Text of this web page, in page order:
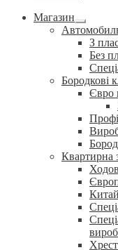
Магазин
меню
З
Без
Бородкові
Євро
Квартирна